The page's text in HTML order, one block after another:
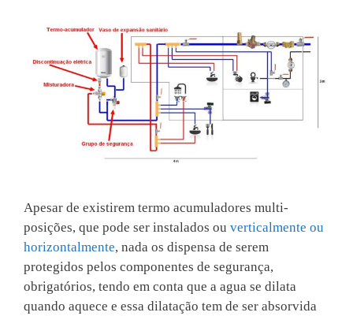
Apesar de existirem termo acumuladores multi-
posições, que pode ser instalados ou verticalmente ou
horizontalmente, nada os dispensa de serem
protegidos pelos componentes de segurança,
obrigatórios, tendo em conta que a agua se dilata
quando aquece e essa dilatação tem de ser absorvida